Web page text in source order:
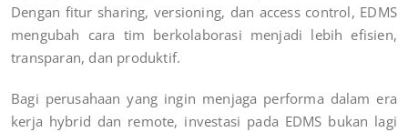
Dengan fitur sharing, versioning, dan access control, EDMS
mengubah cara tim berkolaborasi menjadi lebih efisien,
transparan, dan produktif.
Bagi perusahaan yang ingin menjaga performa dalam era
kerja hybrid dan remote, investasi pada EDMS bukan lagi